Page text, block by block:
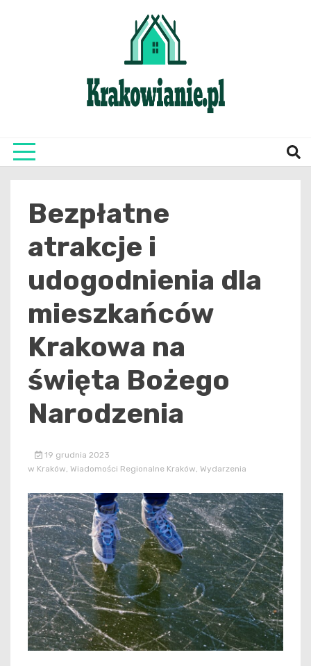
Bezpłatne
atrakcje i
udogodnienia dla
mieszkańców
Krakowa na
święta Bożego
Narodzenia
19 grudnia 2023
w Kraków, Wiadomości Regionalne Kraków, Wydarzenia